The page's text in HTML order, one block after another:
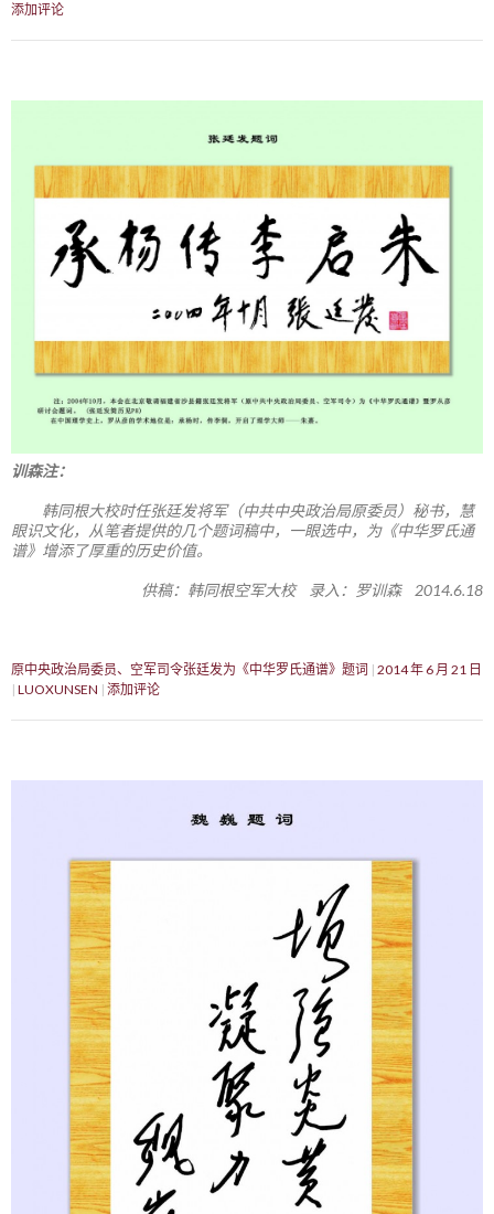
添加评论
训森注：
韩同根大校时任张廷发将军（中共中央政治局原委员）秘书，慧
眼识文化，从笔者提供的几个题词稿中，一眼选中，为《中华罗氏通
谱》增添了厚重的历史价值。
供稿：韩同根空军大校 录入：罗训森 2014.6.18
原中央政治局委员、空军司令张廷发为《中华罗氏通谱》题词 2014 年 6 月 21 日
LUOXUNSEN 添加评论